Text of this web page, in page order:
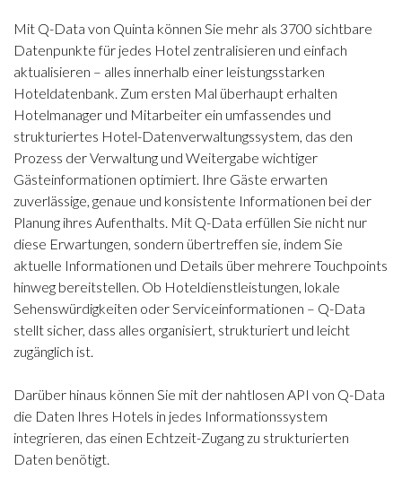
Mit Q-Data von Quinta können Sie mehr als 3700 sichtbare
Datenpunkte für jedes Hotel zentralisieren und einfach
aktualisieren – alles innerhalb einer leistungsstarken
Hoteldatenbank. Zum ersten Mal überhaupt erhalten
Hotelmanager und Mitarbeiter ein umfassendes und
strukturiertes Hotel-Datenverwaltungssystem, das den
Prozess der Verwaltung und Weitergabe wichtiger
Gästeinformationen optimiert. Ihre Gäste erwarten
zuverlässige, genaue und konsistente Informationen bei der
Planung ihres Aufenthalts. Mit Q-Data erfüllen Sie nicht nur
diese Erwartungen, sondern übertreffen sie, indem Sie
aktuelle Informationen und Details über mehrere Touchpoints
hinweg bereitstellen. Ob Hoteldienstleistungen, lokale
Sehenswürdigkeiten oder Serviceinformationen – Q-Data
stellt sicher, dass alles organisiert, strukturiert und leicht
zugänglich ist.
Darüber hinaus können Sie mit der nahtlosen API von Q-Data
die Daten Ihres Hotels in jedes Informationssystem
integrieren, das einen Echtzeit-Zugang zu strukturierten
Daten benötigt.